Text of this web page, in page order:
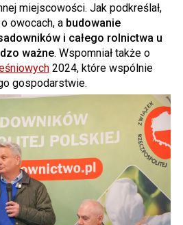
miejscowości. Jak podkreślał,
owocach, a budowanie
i całego rolnictwa u
ważne. Wspomniał także o
2024, które wspólnie
gospodarstwie.